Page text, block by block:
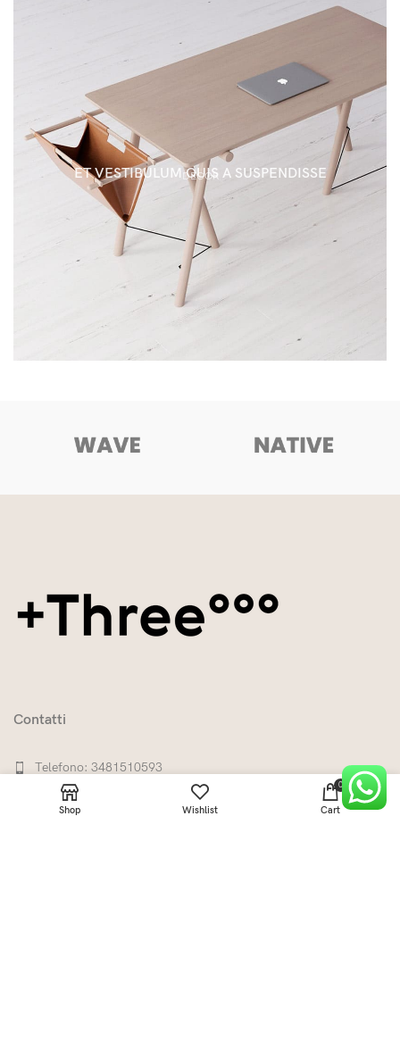
DECOR
ET VESTIBULUM QUIS A SUSPENDISSE
Contatti
Telefono: 3481510593
info@plus3.eco
Shop Wishlist
0
Cart